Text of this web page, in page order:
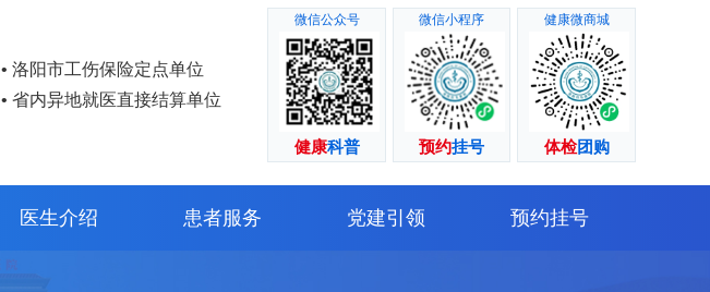
• 洛阳市工伤保险定点单位
• 省内异地就医直接结算单位
微信公众号
健康科普
微信小程序
预约挂号
健康微商城
体检团购
医生介绍 患者服务 党建引领 预约挂号